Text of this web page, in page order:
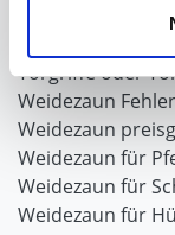
Weidezaun
Torgriffe oder
Weidezaun
Weidezaun
Weidezaun für
Weidezaun für
Weidezaun für